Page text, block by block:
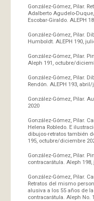
González-Gómez, Pilar.
Adalberto Agudelo-
Escobar-Giraldo. ALEPH
González-Gómez, Pilar.
Humboldt. ALEPH 190,
González-Gómez, Pilar.
Aleph 191, octubre/
González-Gómez, Pilar.
Rendón. ALEPH 193,
González-Gómez, Pilar.
2020
González-Gómez, Pilar.
Helena Robledo. E
dibujos-retratos también
195, octubre/diciembre
González-Gómez, Pilar.
contracarátula. Aleph
González-Gómez, Pilar.
Retratos del mismo
alusiva a los 55 años de
contracarátula. Aleph No.